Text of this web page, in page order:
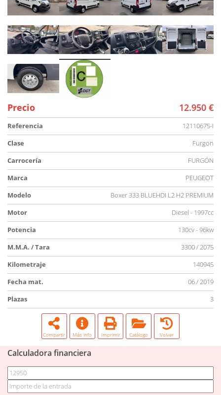
Precio 12.950 €
Referencia
12110675-I
Clase
Furgon
Carrocería
FURGÓN
Marca
PEUGEOT
Modelo
Boxer 333 BLUEHDI L2 H2 PREMIUM
Motor
Diesel - 1997cc
Potencia
130cv - 96kw
M.M.A. / Tara
3300 / 2075
Kilometraje
140945
Fecha mat.
06 / 2019
Plazas
3
Compartir Más info Imprimir Catálogo Volver
Calculadora financiera